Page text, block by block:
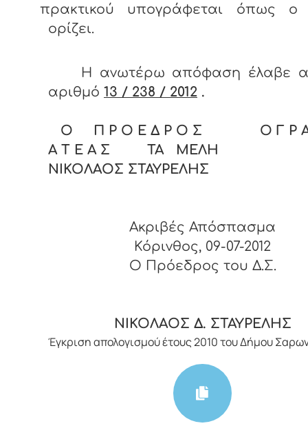
πρακτικού υπογράφεται όπως ο
ορίζει.
Η ανωτέρω απόφαση έλαβε
αριθμό 13 / 238 / 2012 .
Ο Π Ρ Ο Ε Δ Ρ Ο Σ Ο Γ Ρ
Α Τ Ε Α Σ ΤΑ ΜΕΛΗ
ΝΙΚΟΛΑΟΣ ΣΤΑΥΡΕΛΗΣ
Ακριβές Απόσπασμα
Κόρινθος, 09-07-2012
O Πρόεδρος του Δ.Σ.
ΝΙΚΟΛΑΟΣ Δ. ΣΤΑΥΡΕΛΗΣ
Έγκριση απολογισμού έτους 2010 του Δήμου